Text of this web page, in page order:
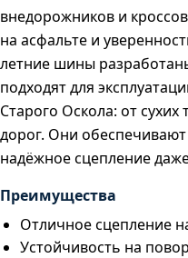
внедорожников и
на асфальте и
летние шины
подходят для
Старого Оскола: от
дорог. Они
надёжное сцепление
Преимущества
Отличное сцепление
Устойчивость на